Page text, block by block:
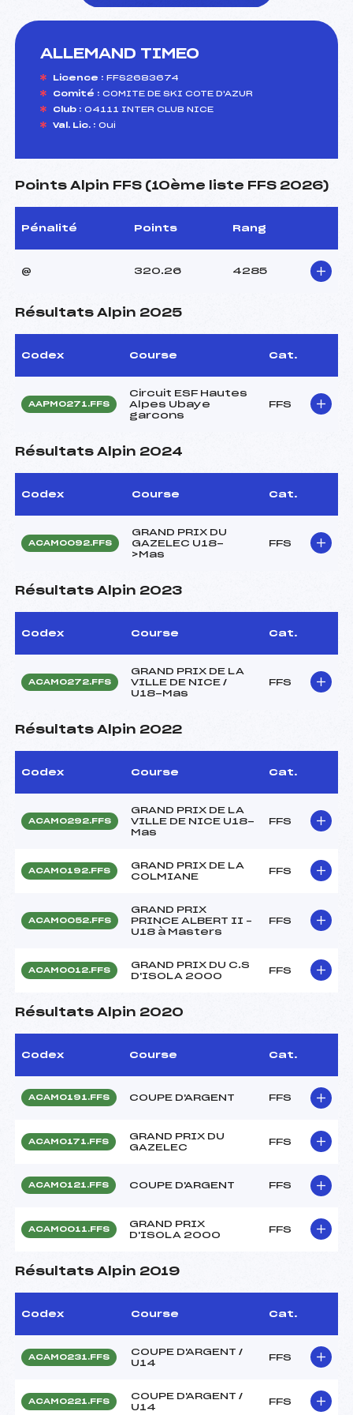
ALLEMAND TIMEO
Licence : FFS2683674
Comité : COMITE DE SKI COTE D'AZUR
Club : 04111 INTER CLUB NICE
Val. Lic. : Oui
Points Alpin FFS (10ème liste FFS 2026)
Pénalité Points Rang
@ 320.26 4285
Résultats Alpin 2025
Codex Course Cat.
AAPM0271.FFS
Circuit ESF Hautes
Alpes Ubaye
garcons
FFS
Résultats Alpin 2024
Codex Course Cat.
ACAM0092.FFS
GRAND PRIX DU
GAZELEC U18-
>Mas
FFS
Résultats Alpin 2023
Codex Course Cat.
ACAM0272.FFS
GRAND PRIX DE LA
VILLE DE NICE /
U18-Mas
FFS
Résultats Alpin 2022
Codex Course Cat.
ACAM0292.FFS
GRAND PRIX DE LA
VILLE DE NICE U18-
Mas
FFS
ACAM0192.FFS
GRAND PRIX DE LA
COLMIANE
FFS
ACAM0052.FFS
GRAND PRIX
PRINCE ALBERT II –
U18 à Masters
FFS
ACAM0012.FFS
GRAND PRIX DU C.S
D'ISOLA 2000
FFS
Résultats Alpin 2020
Codex Course Cat.
ACAM0191.FFS COUPE D'ARGENT FFS
ACAM0171.FFS
GRAND PRIX DU
GAZELEC
FFS
ACAM0121.FFS COUPE D'ARGENT FFS
ACAM0011.FFS
GRAND PRIX
D'ISOLA 2000
FFS
Résultats Alpin 2019
Codex Course Cat.
ACAM0231.FFS
COUPE D'ARGENT /
U14
FFS
ACAM0221.FFS
COUPE D'ARGENT /
U14
FFS